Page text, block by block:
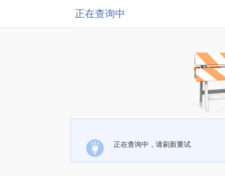
正在查询中
正在查询中，请刷新重试